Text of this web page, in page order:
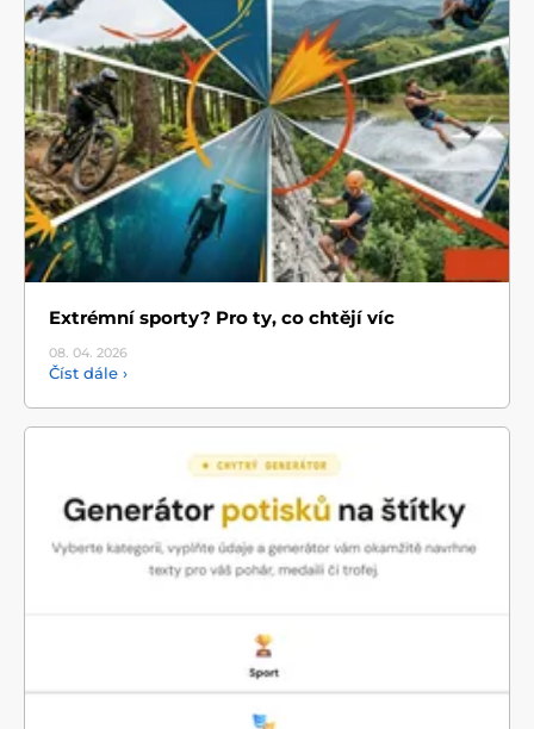
Extrémní sporty? Pro ty, co chtějí víc
08. 04. 2026
Číst dále ›